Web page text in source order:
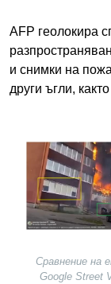
AFP геолокира
и снимки на
други ъгли,
Image
Сравнение на
Google Street